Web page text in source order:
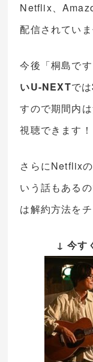
Netflix、
配信されていま
今後「桐島で
いU-NEXTでは
すので期間内
視聴できます！
さらにNetflix
いう話もある
は解約方法を
↓ 今す